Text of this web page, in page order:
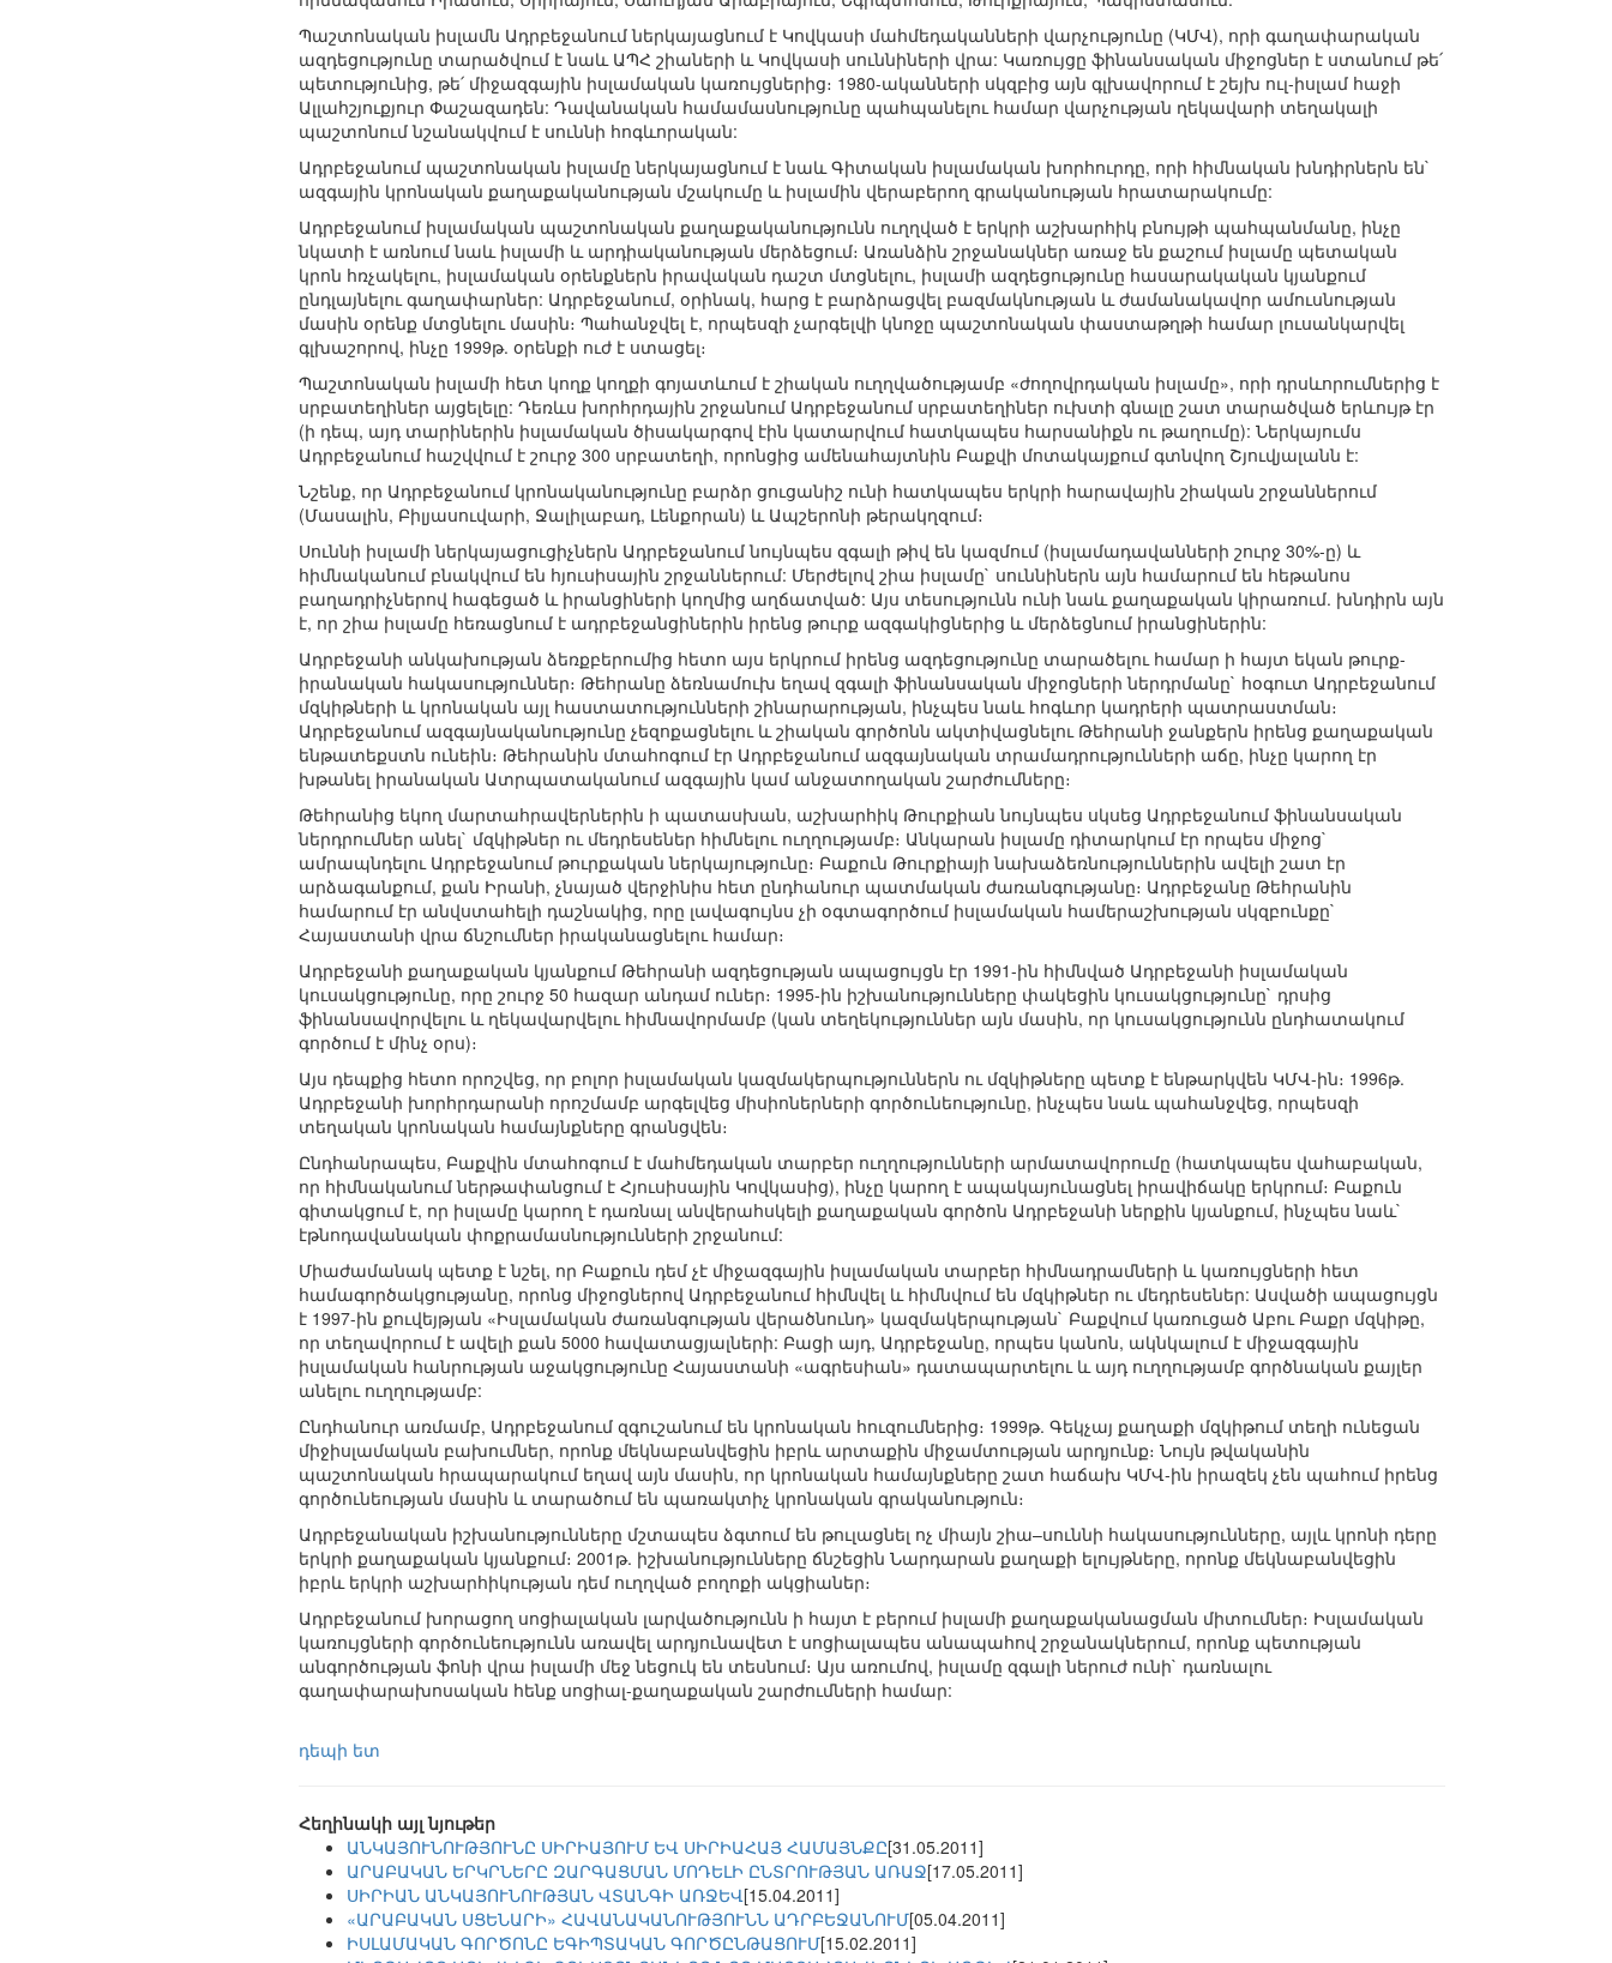
Պաշտոնական իսլամն Ադրբեջանում ներկայացնում է Կովկասի մահմեդականների վարչությունը (ԿՄՎ), որի գաղափարական
ազդեցությունը տարածվում է նաև ԱՊՀ շիաների և Կովկասի սուննիների վրա: Կառույցը ֆինանսական միջոցներ է ստանում թե՛
պետությունից, թե՛ միջազգային իսլամական կառույցներից։ 1980-ականների սկզբից այն գլխավորում է շեյխ ուլ-իսլամ հաջի
Ալլահշյուքյուր Փաշազադեն: Դավանական համամասնությունը պահպանելու համար վարչության ղեկավարի տեղակալի
պաշտոնում նշանակվում է սուննի հոգևորական:
Ադրբեջանում պաշտոնական իսլամը ներկայացնում է նաև Գիտական իսլամական խորհուրդը, որի հիմնական խնդիրներն են`
ազգային կրոնական քաղաքականության մշակումը և իսլամին վերաբերող գրականության հրատարակումը:
Ադրբեջանում իսլամական պաշտոնական քաղաքականությունն ուղղված է երկրի աշխարհիկ բնույթի պահպանմանը, ինչը
նկատի է առնում նաև իսլամի և արդիականության մերձեցում։ Առանձին շրջանակներ առաջ են քաշում իսլամը պետական
կրոն հռչակելու, իսլամական օրենքներն իրավական դաշտ մտցնելու, իսլամի ազդեցությունը հասարակական կյանքում
ընդլայնելու գաղափարներ: Ադրբեջանում, օրինակ, հարց է բարձրացվել բազմակնության և ժամանակավոր ամուսնության
մասին օրենք մտցնելու մասին։ Պահանջվել է, որպեսզի չարգելվի կնոջը պաշտոնական փաստաթղթի համար լուսանկարվել
գլխաշորով, ինչը 1999թ. օրենքի ուժ է ստացել։
Պաշտոնական իսլամի հետ կողք կողքի գոյատևում է շիական ուղղվածությամբ «ժողովրդական իսլամը», որի դրսևորումներից է
սրբատեղիներ այցելելը: Դեռևս խորհրդային շրջանում Ադրբեջանում սրբատեղիներ ուխտի գնալը շատ տարածված երևույթ էր
(ի դեպ, այդ տարիներին իսլամական ծիսակարգով էին կատարվում հատկապես հարսանիքն ու թաղումը): Ներկայումս
Ադրբեջանում հաշվվում է շուրջ 300 սրբատեղի, որոնցից ամենահայտնին Բաքվի մոտակայքում գտնվող Շյուվյալանն է:
Նշենք, որ Ադրբեջանում կրոնականությունը բարձր ցուցանիշ ունի հատկապես երկրի հարավային շիական շրջաններում
(Մասալին, Բիլյասուվարի, Ջալիլաբադ, Լենքորան) և Ապշերոնի թերակղզում։
Սուննի իսլամի ներկայացուցիչներն Ադրբեջանում նույնպես զգալի թիվ են կազմում (իսլամադավանների շուրջ 30%-ը) և
հիմնականում բնակվում են հյուսիսային շրջաններում: Մերժելով շիա իսլամը` սուննիներն այն համարում են հեթանոս
բաղադրիչներով հագեցած և իրանցիների կողմից աղճատված: Այս տեսությունն ունի նաև քաղաքական կիրառում. խնդիրն այն
է, որ շիա իսլամը հեռացնում է ադրբեջանցիներին իրենց թուրք ազգակիցներից և մերձեցնում իրանցիներին:
Ադրբեջանի անկախության ձեռքբերումից հետո այս երկրում իրենց ազդեցությունը տարածելու համար ի հայտ եկան թուրք-
իրանական հակասություններ։ Թեհրանը ձեռնամուխ եղավ զգալի ֆինանսական միջոցների ներդրմանը` հօգուտ Ադրբեջանում
մզկիթների և կրոնական այլ հաստատությունների շինարարության, ինչպես նաև հոգևոր կադրերի պատրաստման։
Ադրբեջանում ազգայնականությունը չեզոքացնելու և շիական գործոնն ակտիվացնելու Թեհրանի ջանքերն իրենց քաղաքական
ենթատեքստն ունեին։ Թեհրանին մտահոգում էր Ադրբեջանում ազգայնական տրամադրությունների աճը, ինչը կարող էր
խթանել իրանական Ատրպատականում ազգային կամ անջատողական շարժումները։
Թեհրանից եկող մարտահրավերներին ի պատասխան, աշխարհիկ Թուրքիան նույնպես սկսեց Ադրբեջանում ֆինանսական
ներդրումներ անել` մզկիթներ ու մեդրեսեներ հիմնելու ուղղությամբ։ Անկարան իսլամը դիտարկում էր որպես միջոց`
ամրապնդելու Ադրբեջանում թուրքական ներկայությունը։ Բաքուն Թուրքիայի նախաձեռնություններին ավելի շատ էր
արձագանքում, քան Իրանի, չնայած վերջինիս հետ ընդհանուր պատմական ժառանգությանը։ Ադրբեջանը Թեհրանին
համարում էր անվստահելի դաշնակից, որը լավագույնս չի օգտագործում իսլամական համերաշխության սկզբունքը`
Հայաստանի վրա ճնշումներ իրականացնելու համար։
Ադրբեջանի քաղաքական կյանքում Թեհրանի ազդեցության ապացույցն էր 1991-ին հիմնված Ադրբեջանի իսլամական
կուսակցությունը, որը շուրջ 50 հազար անդամ ուներ։ 1995-ին իշխանությունները փակեցին կուսակցությունը` դրսից
ֆինանսավորվելու և ղեկավարվելու հիմնավորմամբ (կան տեղեկություններ այն մասին, որ կուսակցությունն ընդհատակում
գործում է մինչ օրս)։
Այս դեպքից հետո որոշվեց, որ բոլոր իսլամական կազմակերպություններն ու մզկիթները պետք է ենթարկվեն ԿՄՎ-ին։ 1996թ.
Ադրբեջանի խորհրդարանի որոշմամբ արգելվեց միսիոներների գործունեությունը, ինչպես նաև պահանջվեց, որպեսզի
տեղական կրոնական համայնքները գրանցվեն։
Ընդհանրապես, Բաքվին մտահոգում է մահմեդական տարբեր ուղղությունների արմատավորումը (հատկապես վահաբական,
որ հիմնականում ներթափանցում է Հյուսիսային Կովկասից), ինչը կարող է ապակայունացնել իրավիճակը երկրում։ Բաքուն
գիտակցում է, որ իսլամը կարող է դառնալ անվերահսկելի քաղաքական գործոն Ադրբեջանի ներքին կյանքում, ինչպես նաև`
էթնոդավանական փոքրամասնությունների շրջանում:
Միաժամանակ պետք է նշել, որ Բաքուն դեմ չէ միջազգային իսլամական տարբեր հիմնադրամների և կառույցների հետ
համագործակցությանը, որոնց միջոցներով Ադրբեջանում հիմնվել և հիմնվում են մզկիթներ ու մեդրեսեներ: Ասվածի ապացույցն
է 1997-ին քուվեյթյան «Իսլամական ժառանգության վերածնունդ» կազմակերպության` Բաքվում կառուցած Աբու Բաքր մզկիթը,
որ տեղավորում է ավելի քան 5000 հավատացյալների: Բացի այդ, Ադրբեջանը, որպես կանոն, ակնկալում է միջազգային
իսլամական հանրության աջակցությունը Հայաստանի «ագրեսիան» դատապարտելու և այդ ուղղությամբ գործնական քայլեր
անելու ուղղությամբ:
Ընդհանուր առմամբ, Ադրբեջանում զգուշանում են կրոնական հուզումներից։ 1999թ. Գեկչայ քաղաքի մզկիթում տեղի ունեցան
միջիսլամական բախումներ, որոնք մեկնաբանվեցին իբրև արտաքին միջամտության արդյունք։ Նույն թվականին
պաշտոնական հրապարակում եղավ այն մասին, որ կրոնական համայնքները շատ հաճախ ԿՄՎ-ին իրազեկ չեն պահում իրենց
գործունեության մասին և տարածում են պառակտիչ կրոնական գրականություն։
Ադրբեջանական իշխանությունները մշտապես ձգտում են թուլացնել ոչ միայն շիա–սուննի հակասությունները, այլև կրոնի դերը
երկրի քաղաքական կյանքում։ 2001թ. իշխանությունները ճնշեցին Նարդարան քաղաքի ելույթները, որոնք մեկնաբանվեցին
իբրև երկրի աշխարհիկության դեմ ուղղված բողոքի ակցիաներ։
Ադրբեջանում խորացող սոցիալական լարվածությունն ի հայտ է բերում իսլամի քաղաքականացման միտումներ։ Իսլամական
կառույցների գործունեությունն առավել արդյունավետ է սոցիալապես անապահով շրջանակներում, որոնք պետության
անգործության ֆոնի վրա իսլամի մեջ նեցուկ են տեսնում։ Այս առումով, իսլամը զգալի ներուժ ունի` դառնալու
գաղափարախոսական հենք սոցիալ-քաղաքական շարժումների համար:
դեպի ետ
Հեղինակի այլ նյութեր
ԱՆԿԱՅՈՒՆՈՒԹՅՈՒՆԸ ՍԻՐԻԱՅՈՒՄ ԵՎ ՍԻՐԻԱՀԱՅ ՀԱՄԱՅՆՔԸ[31.05.2011]
ԱՐԱԲԱԿԱՆ ԵՐԿՐՆԵՐԸ ԶԱՐԳԱՑՄԱՆ ՄՈԴԵԼԻ ԸՆՏՐՈՒԹՅԱՆ ԱՌԱՋ[17.05.2011]
ՍԻՐԻԱՆ ԱՆԿԱՅՈՒՆՈՒԹՅԱՆ ՎՏԱՆԳԻ ԱՌՋԵՎ[15.04.2011]
«ԱՐԱԲԱԿԱՆ ՍՑԵՆԱՐԻ» ՀԱՎԱՆԱԿԱՆՈՒԹՅՈՒՆՆ ԱԴՐԲԵՋԱՆՈՒՄ[05.04.2011]
ԻՍԼԱՄԱԿԱՆ ԳՈՐԾՈՆԸ ԵԳԻՊՏԱԿԱՆ ԳՈՐԾԸՆԹԱՑՈՒՄ[15.02.2011]